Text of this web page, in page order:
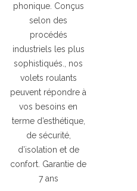
phonique. Conçus
selon des
procédés
industriels les plus
sophistiqués., nos
volets roulants
peuvent répondre à
vos besoins en
terme d’esthétique,
de sécurité,
d’isolation et de
confort. Garantie de
7 ans